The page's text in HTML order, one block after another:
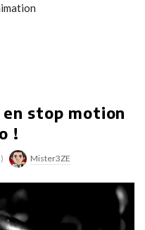
stop motion
!
Mister3ZE